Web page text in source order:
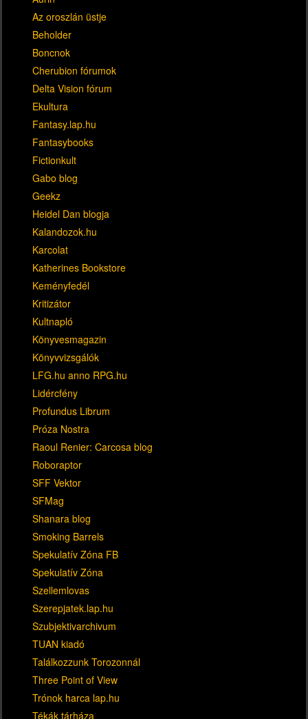
Az oroszlán üstje
Beholder
Boncnok
Cherubion fórumok
Delta Vision fórum
Ekultura
Fantasy.lap.hu
Fantasybooks
Fictionkult
Gabo blog
Geekz
Heidel Dan blogja
Kalandozok.hu
Karcolat
Katherines Bookstore
Keményfedél
Kritizátor
Kultnapló
Könyvesmagazin
Könyvvizsgálók
LFG.hu anno RPG.hu
Lidércfény
Profundus Librum
Próza Nostra
Raoul Renier: Carcosa blog
Roboraptor
SFF Vektor
SFMag
Shanara blog
Smoking Barrels
Spekulatív Zóna FB
Spekulatív Zóna
Szellemlovas
Szerepjatek.lap.hu
Szubjektivarchivum
TUAN kiadó
Találkozzunk Torozonnál
Three Point of View
Trónok harca lap.hu
Tékák tárháza